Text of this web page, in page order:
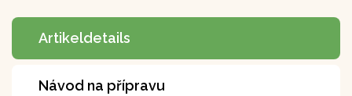
Artikeldetails
Návod na přípravu